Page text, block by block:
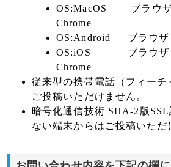
OS:MacOS ブラウザ
Chrome
OS:Android ブラウザ
OS:iOS ブラウザ：
Chrome
従来型の携帯電話（フィーチ
ご投稿いただけません。
暗号化通信技術 SHA-2版
ない端末からはご投稿いただ